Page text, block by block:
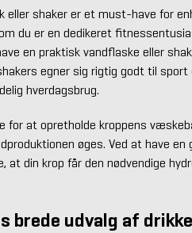
eller shaker er et must-have for
du er en dedikeret
en praktisk vandflaske eller
egner sig rigtig godt til sport
hverdagsbrug.
for at opretholde kroppens
øges. Ved at have en
at din krop får den nødvendige
brede udvalg af